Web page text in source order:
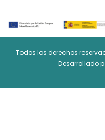
Todos los derechos
Desarrollado